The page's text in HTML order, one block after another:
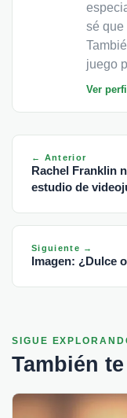
sé que
juego
Ver
← Anterior
Rachel Franklin
estudio de
Siguiente →
Imagen: ¿Dulce
SIGUE
También